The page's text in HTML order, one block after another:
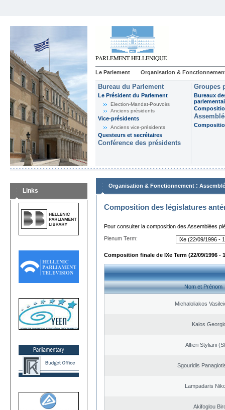
Le Parlement Organisation &
Bureau du Parlement
Le Président du Parlement
Election-Mandat-Pouvoirs
Anciens présidents
Vice-présidents
Anciens vice-présidents
Questeurs et secrétaires
Conférence des présidents
Groupes
Bureaux
Links
Organisation & Fonctionnement :
Composition des législatures
Pour consulter la composition des Assemblées
Plenum Term:
Composition finale de IXe Term (22/09/1996 -
Nom et Prénom
Michaloliakos
Kalos
Alfieri Styliani
Sgouridis
Lampadaris
Akifoglou